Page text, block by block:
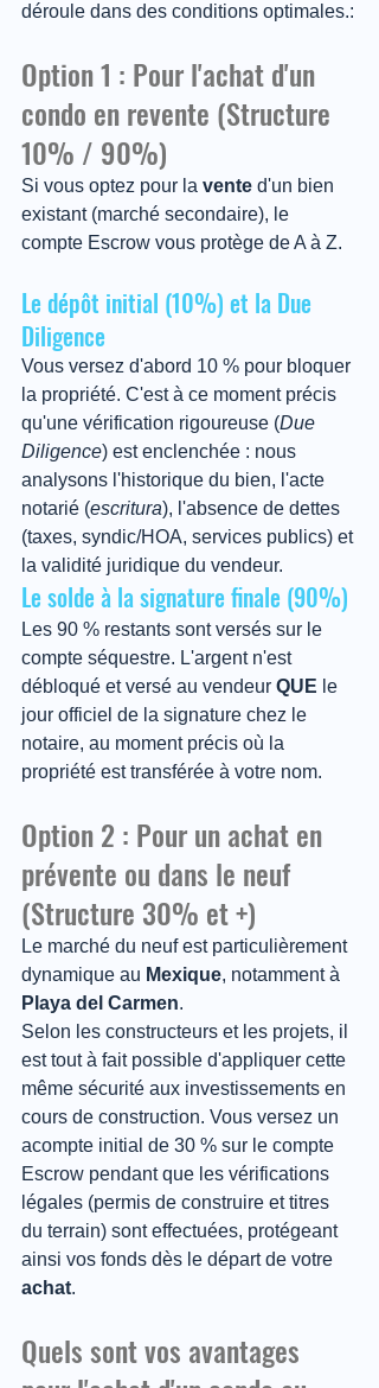
déroule dans des conditions optimales.:
Option 1 : Pour l'achat d'un
condo en revente (Structure
10% / 90%)
Si vous optez pour la vente d'un bien
existant (marché secondaire), le
compte Escrow vous protège de A à Z.
Le dépôt initial (10%) et la Due
Diligence
Vous versez d'abord 10 % pour bloquer
la propriété. C'est à ce moment précis
qu'une vérification rigoureuse (Due
Diligence) est enclenchée : nous
analysons l'historique du bien, l'acte
notarié (escritura), l'absence de dettes
(taxes, syndic/HOA, services publics) et
la validité juridique du vendeur.
Le solde à la signature finale (90%)
Les 90 % restants sont versés sur le
compte séquestre. L'argent n'est
débloqué et versé au vendeur QUE le
jour officiel de la signature chez le
notaire, au moment précis où la
propriété est transférée à votre nom.
Option 2 : Pour un achat en
prévente ou dans le neuf
(Structure 30% et +)
Le marché du neuf est particulièrement
dynamique au Mexique, notamment à
Playa del Carmen.
Selon les constructeurs et les projets, il
est tout à fait possible d'appliquer cette
même sécurité aux investissements en
cours de construction. Vous versez un
acompte initial de 30 % sur le compte
Escrow pendant que les vérifications
légales (permis de construire et titres
du terrain) sont effectuées, protégeant
ainsi vos fonds dès le départ de votre
achat.
Quels sont vos avantages